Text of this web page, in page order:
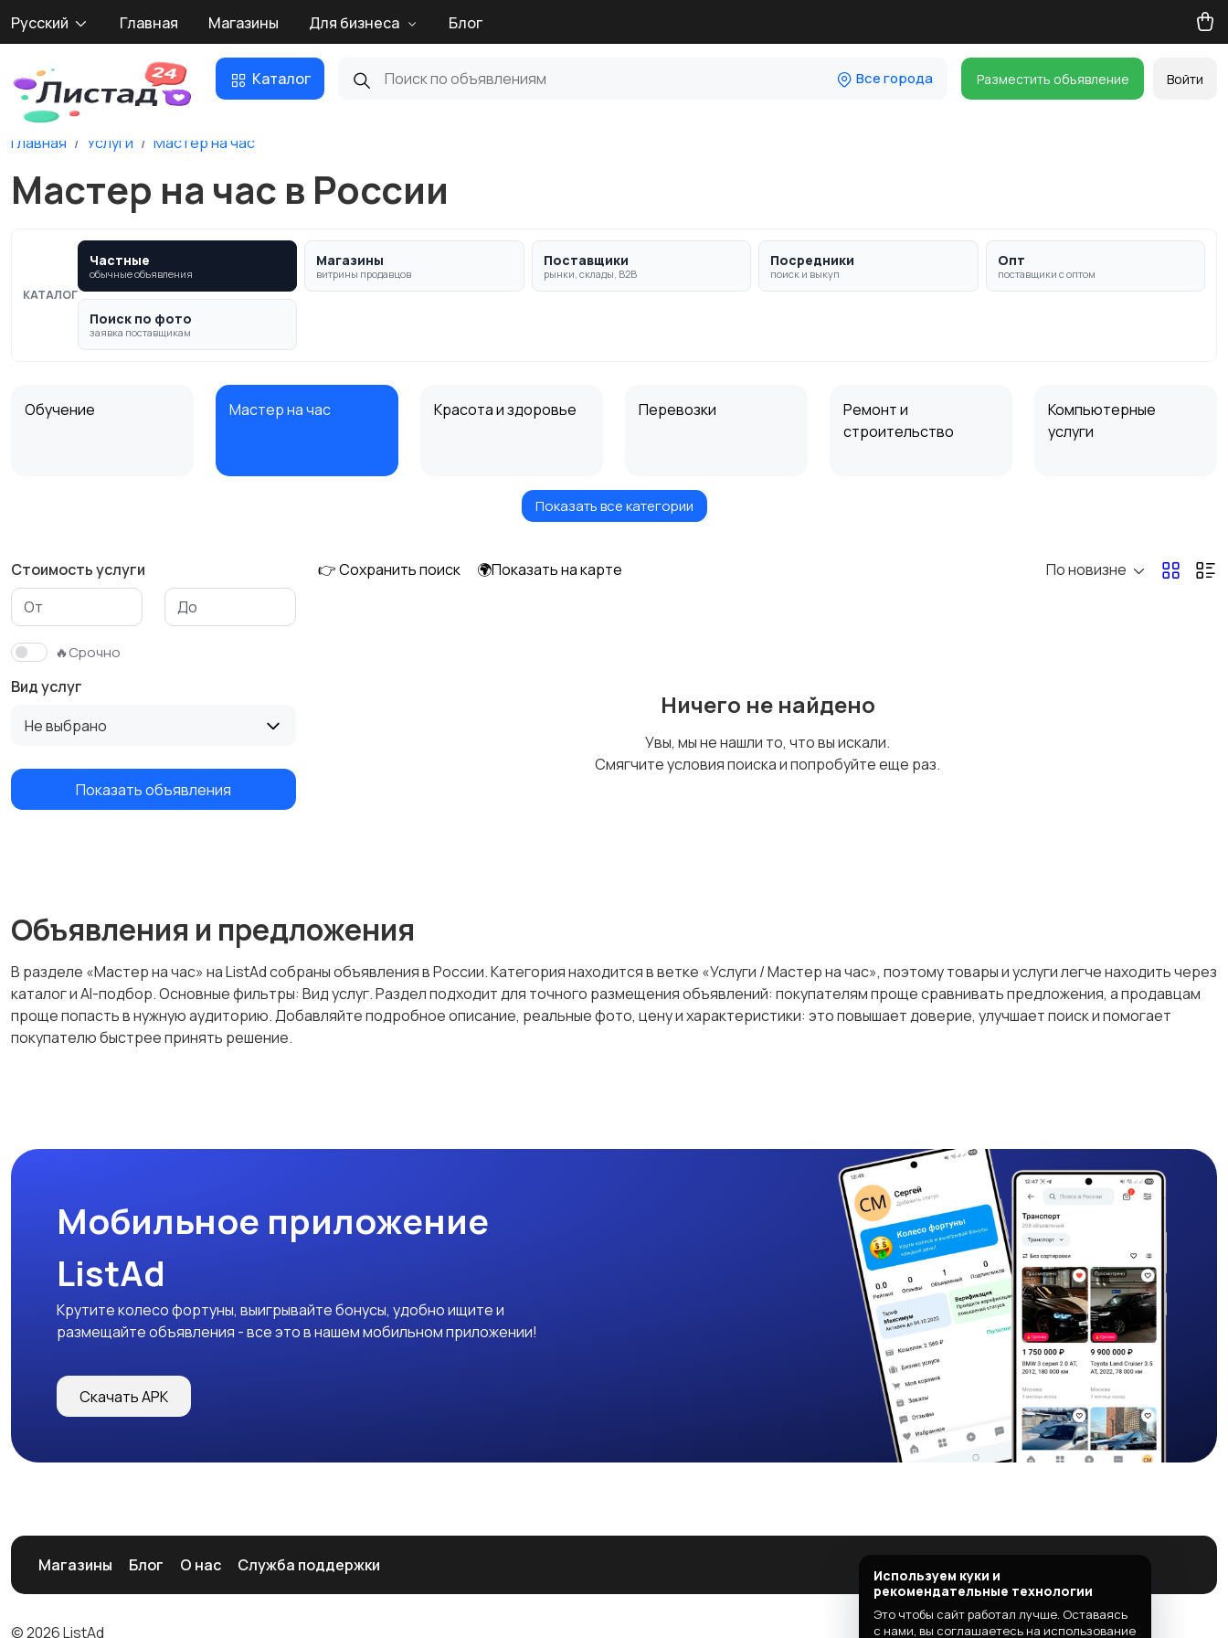
Русский Главная Магазины Для бизнеса Блог
Каталог Все города Разместить объявление Войти
Главная Услуги Мастер на час
Мастер на час в России
КАТАЛОГ
Частные
обычные объявления
Магазины
витрины продавцов
Поставщики
рынки, склады, B2B
Посредники
поиск и выкуп
Опт
поставщики с оптом
Поиск по фото
заявка поставщикам
Обучение Мастер на час Красота и здоровье Перевозки
Ремонт и
строительство
Компьютерные
услуги
Ремонт техники
Изготовление на
заказ
Продукты питания
Показать все категории
Стоимость услуги
🔥Срочно
Вид услуг
Не выбрано
Показать объявления
👉 Сохранить поиск 🌍Показать на карте По новизне
Ничего не найдено
Увы, мы не нашли то, что вы искали.
Смягчите условия поиска и попробуйте еще раз.
Объявления и предложения
В разделе «Мастер на час» на ListAd собраны объявления в России. Категория находится в ветке «Услуги / Мастер на час», поэтому товары и услуги легче находить через
каталог и AI-подбор. Основные фильтры: Вид услуг. Раздел подходит для точного размещения объявлений: покупателям проще сравнивать предложения, а продавцам
проще попасть в нужную аудиторию. Добавляйте подробное описание, реальные фото, цену и характеристики: это повышает доверие, улучшает поиск и помогает
покупателю быстрее принять решение.
Мобильное приложение
ListAd
Крутите колесо фортуны, выигрывайте бонусы, удобно ищите и
размещайте объявления - все это в нашем мобильном приложении!
Скачать APK
Магазины Блог О нас Служба поддержки
© 2026 ListAd
Используем куки и
рекомендательные технологии
Это чтобы сайт работал лучше. Оставаясь
с нами, вы соглашаетесь на использование